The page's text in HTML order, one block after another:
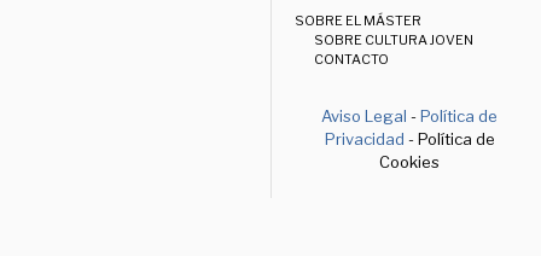
SOBRE EL MÁSTER
SOBRE CULTURA JOVEN
CONTACTO
Aviso Legal -Política de
Privacidad - Política de
Cookies